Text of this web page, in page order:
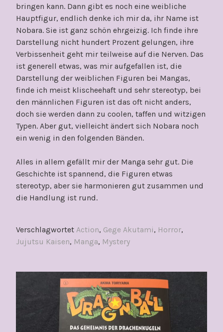
bringen kann. Dann gibt es noch eine weibliche
Hauptfigur, endlich denke ich mir da, ihr Name ist
Nobara. Sie ist ganz schön ehrgeizig. Ich finde ihre
Darstellung nicht hundert Prozent gelungen, ihre
Verbissenheit geht mir teilweise auf die Nerven. Das
ist generell etwas, was mir aufgefallen ist, die
Darstellung der weiblichen Figuren bei Mangas,
finde ich meist klischeehaft und sehr stereotyp, bei
den männlichen Figuren ist das oft nicht anders,
doch sie werden dann zu coolen, taffen und witzigen
Typen. Aber gut, vielleicht ändert sich Nobara noch
ein wenig in den folgenden Bänden.
Alles in allem gefällt mir der Manga sehr gut. Die
Geschichte ist spannend, die Figuren etwas
stereotyp, aber sie harmonieren gut zusammen und
die Handlung ist rund.
Verschlagwortet Action, Gege Akutami, Horror,
Jujutsu Kaisen, Manga, Mystery